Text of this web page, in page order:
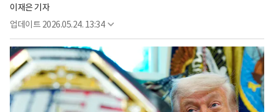
이재은 기자
업데이트 2026.05.24. 13:34